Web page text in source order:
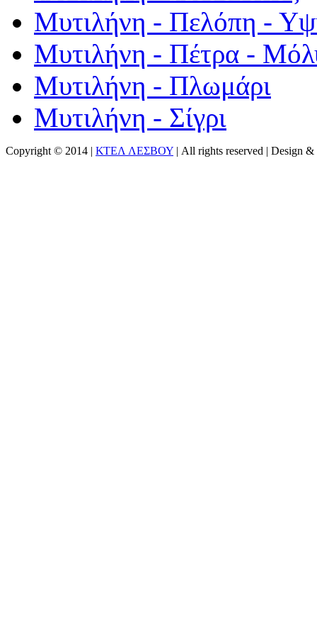
Μυτιλήνη - Πελόπη -
Μυτιλήνη - Πέτρα -
Μυτιλήνη - Πλωμάρι
Μυτιλήνη - Σίγρι
Copyright © 2014 | ΚΤΕΛ ΛΕΣΒΟΥ | All rights reserved | Design &